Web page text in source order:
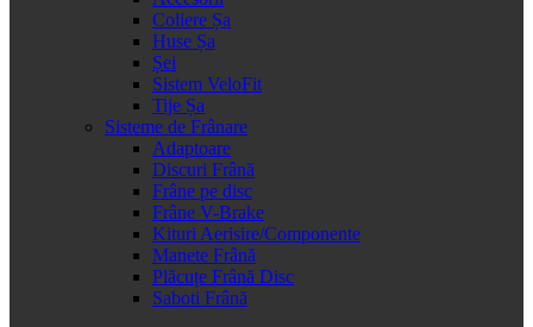
Coliere Șa
Huse Șa
Șei
Sistem VeloFit
Tije Șa
Sisteme de Frânare
Adaptoare
Discuri Frână
Frâne pe disc
Frâne V-Brake
Kituri Aerisire/Componente
Manete Frână
Plăcuțe Frână Disc
Saboti Frână